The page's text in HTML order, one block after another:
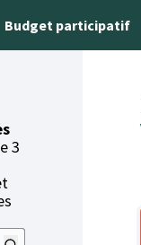
Budget participatif
3